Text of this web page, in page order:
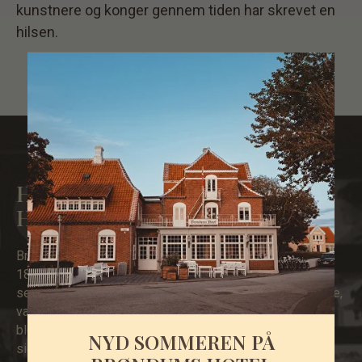
kunstnere og konger gennem tiden har skrevet en
hilsen.
HISTORIEN OM BRØNDUMS
HOTEL
Brøndums Hotel var oprindeligt en købmandsgård, som i
1859 blev udvidet med et par værelser til udlejning. Og
selvom hotellets ejer, Degn Brøndum, var en nøjsom herre,
var han ikke så lidt ambitiøs på hotellets vegne. Faktisk
blev hotellet udvidet utallige gange, så det forvandlede
sig fra en købmandsgård til et af Danmarks største og
NYD SOMMEREN PÅ